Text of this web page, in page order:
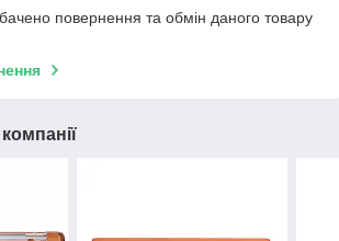
повернення та обмін даного товару